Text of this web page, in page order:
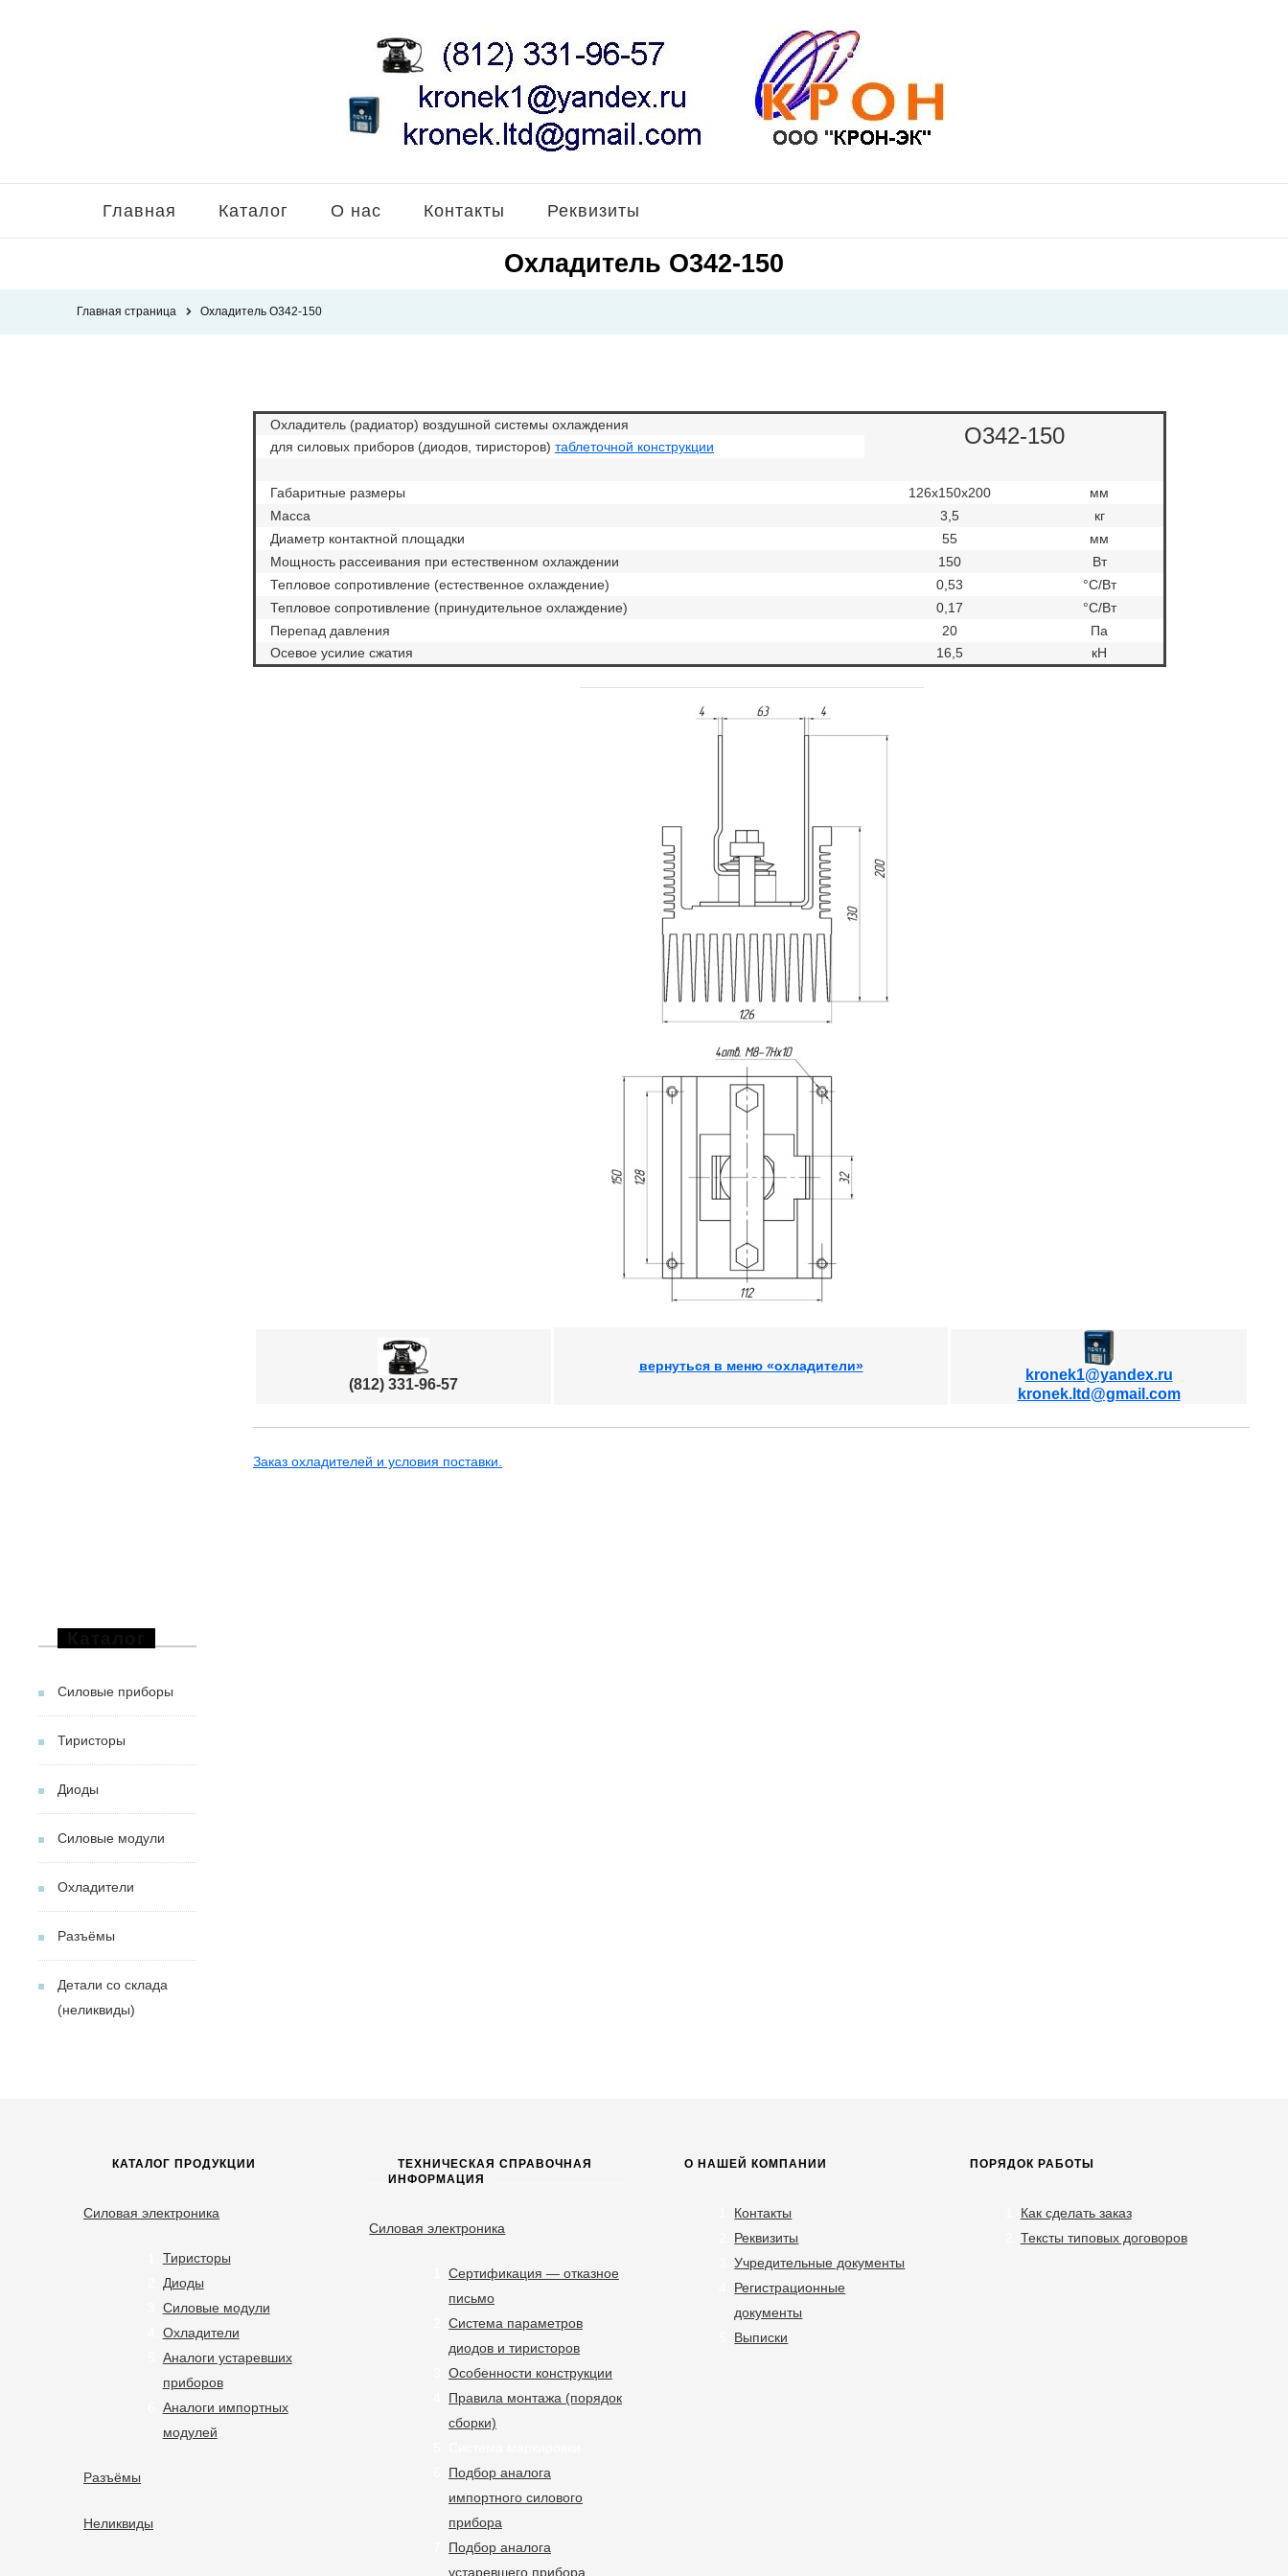
Главная Каталог О нас Контакты Реквизиты
Охладитель О342-150
Главная страница Охладитель О342-150
Охладитель (радиатор) воздушной системы охлаждения О342-150
для силовых приборов (диодов, тиристоров) таблеточной конструкции
Габаритные размеры 126х150х200
мм
Масса
3,5
кг
Диаметр контактной площадки
55
мм
Мощность рассеивания при естественном охлаждении
150
Вт
Тепловое сопротивление (естественное охлаждение)
0,53
°С/Вт
Тепловое сопротивление (принудительное охлаждение)
0,17
°С/Вт
Перепад давления
20
Па
Осевое усилие сжатия
16,5 кН
(812) 331-96-57
вернуться в меню «охладители»
kronek1@yandex.ru
kronek.ltd@gmail.com
Заказ охладителей и условия поставки.
Силовые приборы
Тиристоры
Диоды
Силовые модули
Охладители
Разъёмы
Детали со склада
(неликвиды)
КАТАЛОГ ПРОДУКЦИИ
Силовая электроника
Тиристоры
Диоды
Силовые модули
Охладители
Аналоги устаревших
приборов
Аналоги импортных
модулей
Разъёмы
Неликвиды
ТЕХНИЧЕСКАЯ СПРАВОЧНАЯ
ИНФОРМАЦИЯ
Силовая электроника
Сертификация — отказное
письмо
Система параметров
диодов и тиристоров
Особенности конструкции
Правила монтажа (порядок
сборки)
Подбор аналога
импортного силового
прибора
Подбор аналога
устаревшего прибора
О НАШЕЙ КОМПАНИИ
Контакты
Реквизиты
Учредительные документы
Регистрационные
документы
Выписки
ПОРЯДОК РАБОТЫ
Как сделать заказ
Тексты типовых договоров